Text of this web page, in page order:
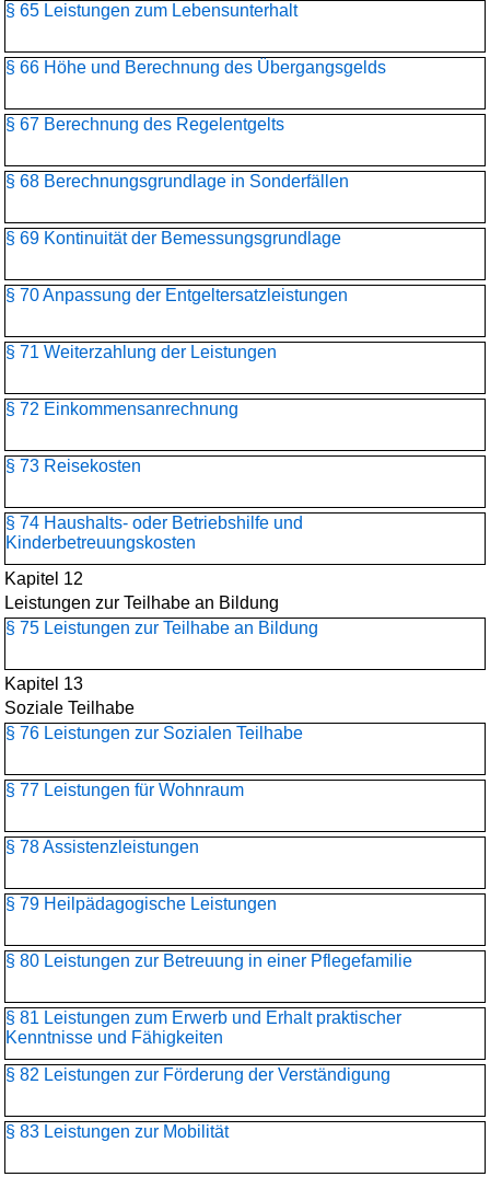
§ 65 Leistungen zum Lebensunterhalt
§ 66 Höhe und Berechnung des Übergangsgelds
§ 67 Berechnung des Regelentgelts
§ 68 Berechnungsgrundlage in Sonderfällen
§ 69 Kontinuität der Bemessungsgrundlage
§ 70 Anpassung der Entgeltersatzleistungen
§ 71 Weiterzahlung der Leistungen
§ 72 Einkommensanrechnung
§ 73 Reisekosten
§ 74 Haushalts- oder Betriebshilfe und
Kinderbetreuungskosten
Kapitel 12
Leistungen zur Teilhabe an Bildung
§ 75 Leistungen zur Teilhabe an Bildung
Kapitel 13
Soziale Teilhabe
§ 76 Leistungen zur Sozialen Teilhabe
§ 77 Leistungen für Wohnraum
§ 78 Assistenzleistungen
§ 79 Heilpädagogische Leistungen
§ 80 Leistungen zur Betreuung in einer Pflegefamilie
§ 81 Leistungen zum Erwerb und Erhalt praktischer
Kenntnisse und Fähigkeiten
§ 82 Leistungen zur Förderung der Verständigung
§ 83 Leistungen zur Mobilität